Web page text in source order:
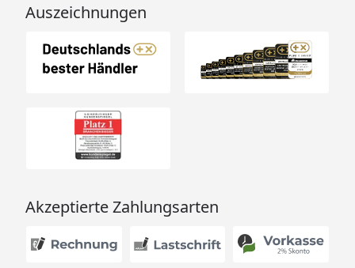
Auszeichnungen
Akzeptierte Zahlungsarten